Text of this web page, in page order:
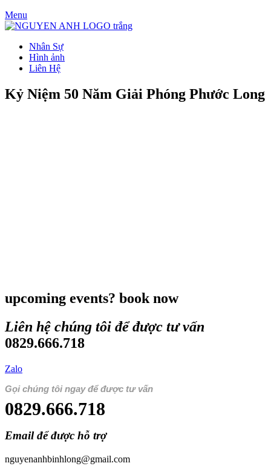
Menu
Nhân Sự
Hình ảnh
Liên Hệ
Kỷ Niệm 50 Năm Giải Phóng Phước Long
upcoming events? book now
Liên hệ chúng tôi để được tư vấn
0829.666.718
Zalo
Gọi chúng tôi ngay để được tư vấn
0829.666.718
Email để được hỗ trợ
nguyenanhbinhlong@gmail.com